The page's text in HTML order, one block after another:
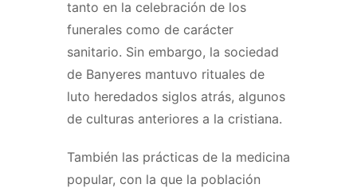
tanto en la celebración de los
funerales como de carácter
sanitario. Sin embargo, la sociedad
de Banyeres mantuvo rituales de
luto heredados siglos atrás, algunos
de culturas anteriores a la cristiana.
También las prácticas de la medicina
popular, con la que la población